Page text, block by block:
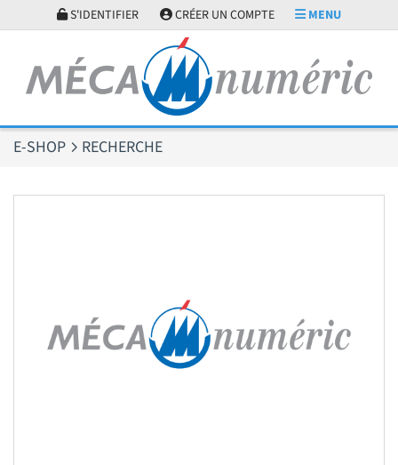
S'IDENTIFIER CRÉER UN COMPTE MENU
E-SHOP RECHERCHE
Panneau de gestion des cookies